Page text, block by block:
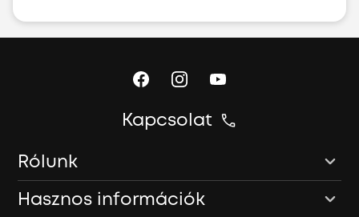
Kapcsolat
Rólunk
Hasznos információk